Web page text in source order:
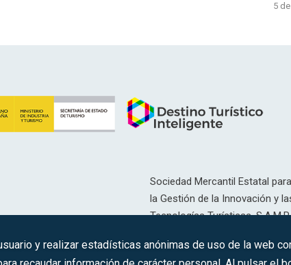
5
Sociedad Mercantil Estatal para
la Gestión de la Innovación y
Tecnologías Turísticas, S.A.M.P.
Inscrita en el R.M. de Madrid, T,
12593, Se. 8, F. 129, H. 201.307.
y realizar estadísticas anónimas de uso de la web